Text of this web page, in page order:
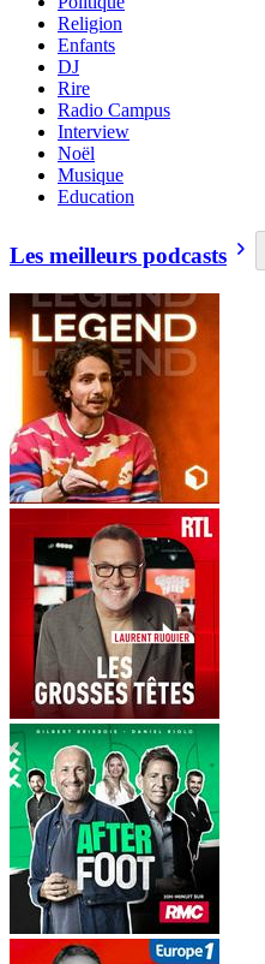
Religion
Enfants
DJ
Rire
Radio Campus
Interview
Noël
Musique
Education
Les meilleurs podcasts